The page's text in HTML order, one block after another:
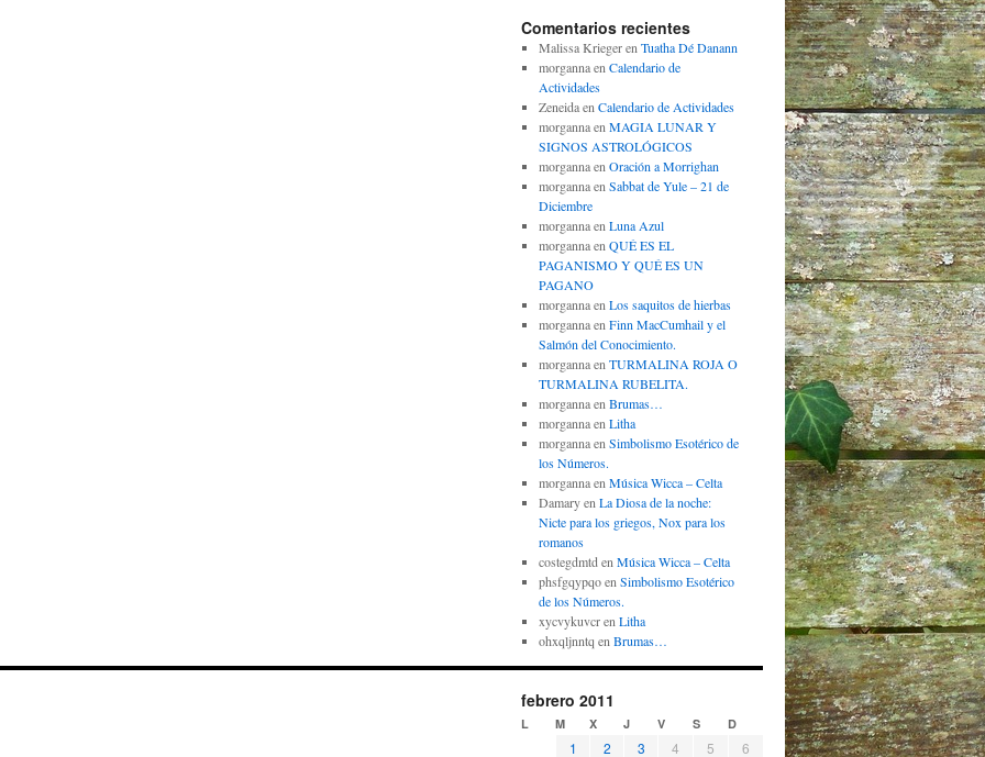
Comentarios recientes
Malissa Kriegeren Tuatha Dé Danann
morgannaen Calendario de
Actividades
Zeneidaen Calendario de Actividades
morgannaen MAGIA LUNAR Y
SIGNOS ASTROLÓGICOS
morgannaen Oración a Morrighan
morgannaen Sabbat de Yule – 21 de
Diciembre
morgannaen Luna Azul
morgannaen QUÉ ES EL
PAGANISMO Y QUÉ ES UN
PAGANO
morgannaen Los saquitos de hierbas
morgannaen Finn MacCumhail y el
Salmón del Conocimiento.
morgannaen TURMALINA ROJA O
TURMALINA RUBELITA.
morgannaen Brumas…
morgannaen Litha
morgannaen Simbolismo Esotérico de
los Números.
morgannaen Música Wicca – Celta
Damaryen La Diosa de la noche:
Nicte para los griegos, Nox para los
romanos
costegdmtd en Música Wicca – Celta
phsfgqypqoen Simbolismo Esotérico
de los Números.
xycvykuvcren Litha
ohxqljnntq en Brumas…
febrero 2011
L M X J V S D
1 2 3 4 5 6